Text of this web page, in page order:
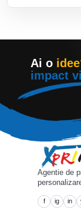
Ai o
impact
Agentie de
f ig in